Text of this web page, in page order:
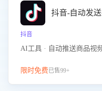
抖音-自动发
抖音
AI工具 · 自动推送商品视
限时免费已售99+